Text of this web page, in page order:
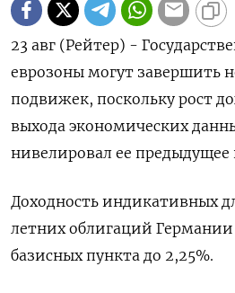
23 авг (Рейтер) -
еврозоны могут завершить
подвижек, поскольку рост
выхода экономических
нивелировал ее предыдущее
Доходность индикативных
летних облигаций Германии
базисных пункта до 2,25%.